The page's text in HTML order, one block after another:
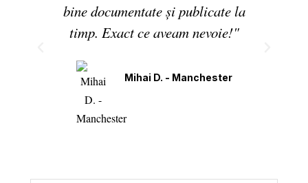
bine documentate și publicate la
timp. Exact ce aveam nevoie!"
Mihai D. - Manchester